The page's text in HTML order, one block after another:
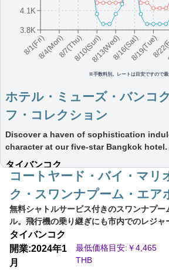
お洒落で活気あるトンロー地区から徒歩
ンビット中心部に位置するホテル
タイバンコク
開業:2023年3 最低価格目安:￥5,699
THB
Marriott Bonvoyで価格をみる
（ラウンジ設置ホテルのみ）,客室アップグレード
その他情報：タイ伝統工芸ワークショップ,ローカ
More...
コートヤード・バイ・マリ
ク・スワンナプーム・エア
無料シャトルサービス付きのスワンナプー
ル。飛行機の乗り継ぎにも市内でのレジャ
タイバンコク
開業:2024年1
月
最低価格目安:￥4,465
THB
8/1(Fri)8/4(Mon)8/7(Thu)8/10(Sun)8/13(Wed)8/16(Sat)8/19(Tue)
8/
3.8K
4.1K
※手数料別。レートは目安ですので最
ホテル・ミューズ・バンコ
フ・コレクション
Discover a haven of sophistication
character at our five-star Bangkok hotel.
タイバンコク
開業:2011年
最低価格目安:￥3,563 THB
情報サイト:4travel
Marriott Bonvoyで価格をみる
プラチナエリート特典： ウェルカムギフト朝食選
ウンジ設置ホテルのみ）,客室アップグレード有（
Speakeasyラウンジ終日利用,アフタヌーンティー無